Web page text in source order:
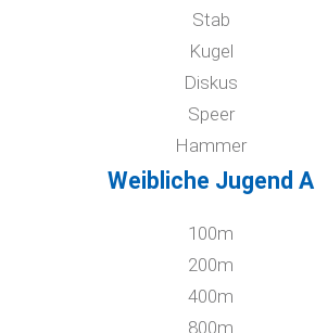
Stab
Kugel
Diskus
Speer
Hammer
Weibliche Jugend A
100m
200m
400m
800m